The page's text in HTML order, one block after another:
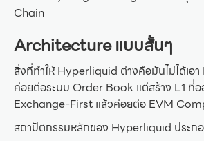
Chain
Architecture แบบสั้นๆ
สิ่งที่ทำให้ Hyperliquid ต่างคือมันไม่ได้เอ
ค่อยต่อระบบ Order Book แต่สร้าง L1 ที่
Exchange-First แล้วค่อยต่อ EVM
สถาปัตกรรมหลักของ Hyperliquid ประก